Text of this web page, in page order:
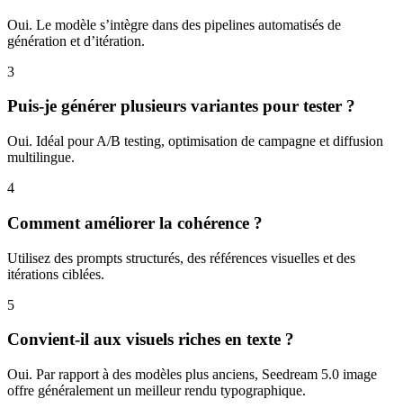
Oui. Le modèle s’intègre dans des pipelines automatisés de
génération et d’itération.
3
Puis-je générer plusieurs variantes pour tester ?
Oui. Idéal pour A/B testing, optimisation de campagne et diffusion
multilingue.
4
Comment améliorer la cohérence ?
Utilisez des prompts structurés, des références visuelles et des
itérations ciblées.
5
Convient-il aux visuels riches en texte ?
Oui. Par rapport à des modèles plus anciens, Seedream 5.0 image
offre généralement un meilleur rendu typographique.